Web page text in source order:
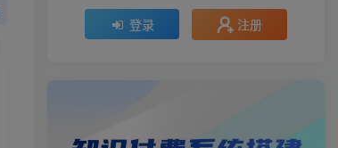
登录 注册